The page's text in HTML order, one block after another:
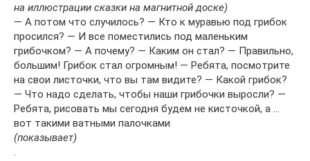
на иллюстрации сказки на магнитной доске)
— А потом что случилось? — Кто к муравью под грибок
просился? — И все поместились под маленьким
грибочком? — А почему? — Каким он стал? — Правильно,
большим! Грибок стал огромным! — Ребята, посмотрите
на свои листочки, что вы там видите? — Какой грибок?
— Что надо сделать, чтобы наши грибочки выросли? —
Ребята, рисовать мы сегодня будем не кисточкой, а …
вот такими ватными палочками
(показывает)
.